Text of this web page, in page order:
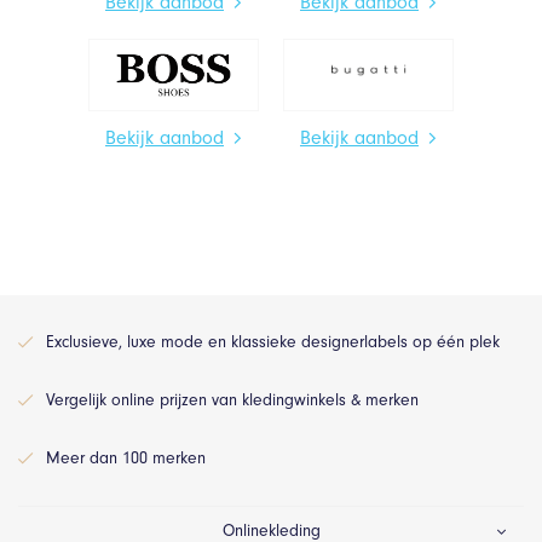
Bekijk aanbod Bekijk aanbod
Exclusieve, luxe mode en klassieke designerlabels op één plek
Vergelijk online prijzen van kledingwinkels & merken
Meer dan 100 merken
Onlinekleding